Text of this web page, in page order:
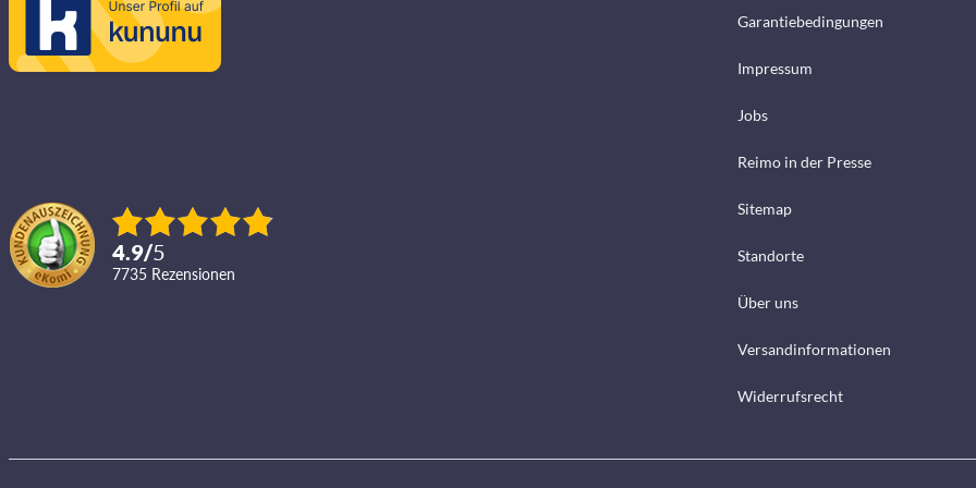
4.9/5
7735 Rezensionen
Garantiebedingungen
Impressum
Jobs
Reimo in der Presse
Sitemap
Standorte
Über uns
Versandinformationen
Widerrufsrecht